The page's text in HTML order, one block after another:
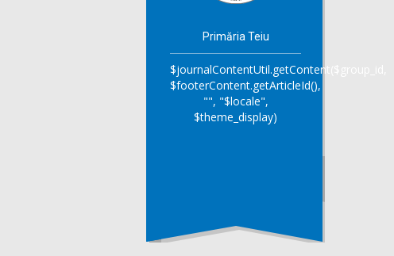
Primăria Teiu
$journalContentUtil.getContent($group_id,
$footerContent.getArticleId(),
"", "$locale",
$theme_display)